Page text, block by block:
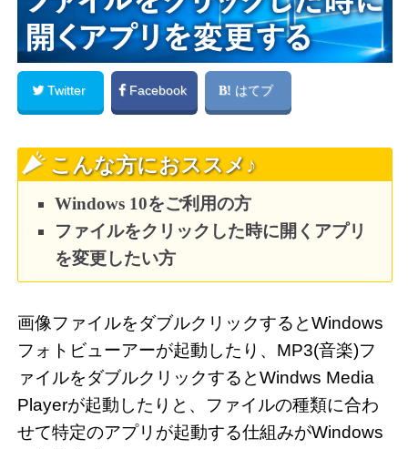
Twitter Facebook はてブ
こんな方におススメ♪
Windows 10をご利用の方
ファイルをクリックした時に開くアプリ
を変更したい方
画像ファイルをダブルクリックするとWindows
フォトビューアーが起動したり、MP3(音楽)フ
ァイルをダブルクリックするとWindws Media
Playerが起動したりと、ファイルの種類に合わ
せて特定のアプリが起動する仕組みがWindows